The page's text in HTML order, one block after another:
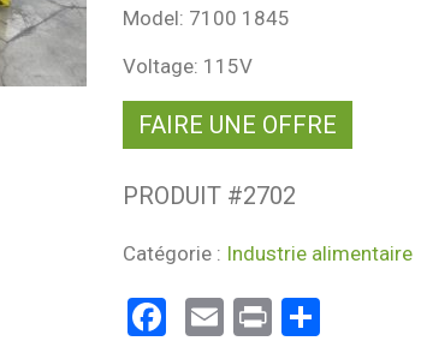
Model: 7100 1845
Voltage: 115V
FAIRE UNE OFFRE
PRODUIT #2702
Catégorie : Industrie alimentaire
Facebook
Email
Print